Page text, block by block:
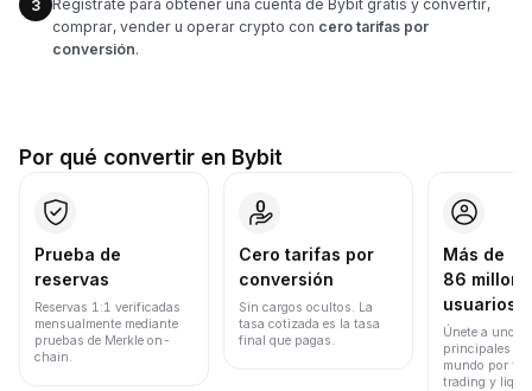
3
Regístrate para obtener una cuenta de Bybit gratis y convertir,
comprar, vender u operar crypto con cero tarifas por
conversión.
Por qué convertir en Bybit
Prueba de
reservas
Reservas 1:1 verificadas
mensualmente mediante
pruebas de Merkle on-
chain.
Cero tarifas por
conversión
Sin cargos ocultos. La
tasa cotizada es la tasa
final que pagas.
Más de
86
usuarios
Únete a uno
principales
mundo por
trading y